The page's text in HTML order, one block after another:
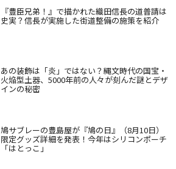
『豊臣兄弟！』で描かれた織田信長の道普請は
史実？信長が実施した街道整備の施策を紹介
あの装飾は「炎」ではない？縄文時代の国宝・
火焔型土器、5000年前の人々が刻んだ謎とデザ
インの秘密
鳩サブレーの豊島屋が『鳩の日』（8月10日）
限定グッズ詳細を発表！今年はシリコンポーチ
「はとっこ」